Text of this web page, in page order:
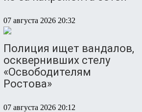
07 августа 2026 20:32
Полиция ищет вандалов,
осквернивших стелу
«Освободителям
Ростова»
07 августа 2026 20:12